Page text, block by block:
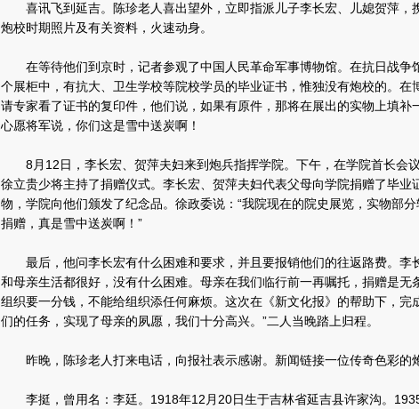
喜讯飞到延吉。陈珍老人喜出望外，立即指派儿子李长宏、儿媳贺萍，
炮校时期照片及有关资料，火速动身。
在等待他们到京时，记者参观了中国人民革命军事博物馆。在抗日战争
个展柜中，有抗大、卫生学校等院校学员的毕业证书，惟独没有炮校的。在
请专家看了证书的复印件，他们说，如果有原件，那将在展出的实物上填补
心愿将军说，你们这是雪中送炭啊！
8月12日，李长宏、贺萍夫妇来到炮兵指挥学院。下午，在学院首长会
徐立贵少将主持了捐赠仪式。李长宏、贺萍夫妇代表父母向学院捐赠了毕业
物，学院向他们颁发了纪念品。徐政委说：“我院现在的院史展览，实物部
捐赠，真是雪中送炭啊！”
最后，他问李长宏有什么困难和要求，并且要报销他们的往返路费。李
和母亲生活都很好，没有什么困难。母亲在我们临行前一再嘱托，捐赠是无
组织要一分钱，不能给组织添任何麻烦。这次在《新文化报》的帮助下，完
们的任务，实现了母亲的夙愿，我们十分高兴。”二人当晚踏上归程。
昨晚，陈珍老人打来电话，向报社表示感谢。新闻链接一位传奇色彩的
李挺，曾用名：李廷。1918年12月20日生于吉林省延吉县许家沟。